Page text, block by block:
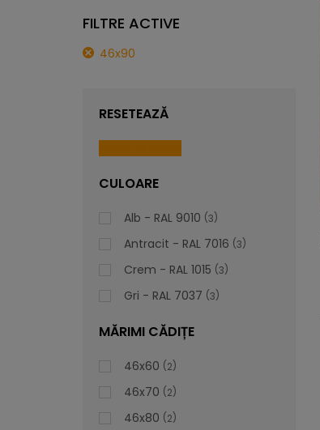
FILTRE ACTIVE
46x90
RESETEAZĂ
CULOARE
Alb - RAL 9010 3
Antracit - RAL 7016 3
Crem - RAL 1015 3
Gri - RAL 7037 3
MĂRIMI CĂDIȚE
46x60 2
46x70 2
46x80 2